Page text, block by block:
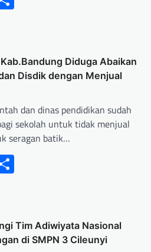
Diduga Abaikan
Disdik dengan Menjual
dan dinas pendidikan sudah
sekolah untuk tidak menjual
seragan batik…
Tim Adiwiyata Nasional
di SMPN 3 Cileunyi